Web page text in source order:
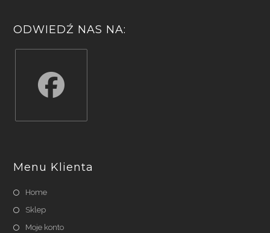
ODWIEDŹ NAS NA:
new
tab
Menu Klienta
Home
Sklep
Moje konto